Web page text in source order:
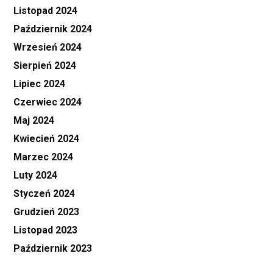
Listopad 2024
Październik 2024
Wrzesień 2024
Sierpień 2024
Lipiec 2024
Czerwiec 2024
Maj 2024
Kwiecień 2024
Marzec 2024
Luty 2024
Styczeń 2024
Grudzień 2023
Listopad 2023
Październik 2023